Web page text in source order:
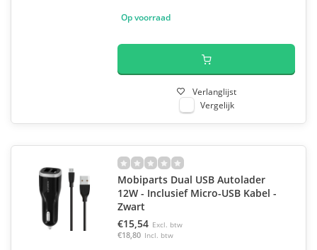
Op voorraad
Verlanglijst
Vergelijk
Mobiparts Dual USB Autolader
12W - Inclusief Micro-USB Kabel -
Zwart
€15,54 Excl. btw
€18,80 Incl. btw